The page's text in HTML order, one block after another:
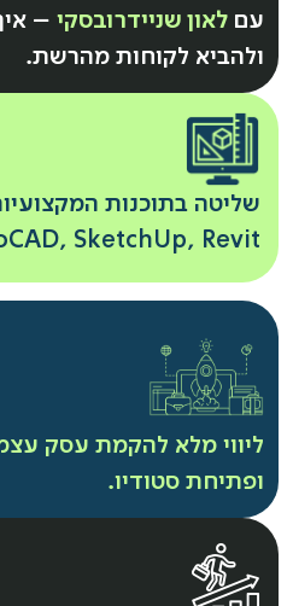
עם לאון שניידרובסקי –
ולהביא לקוחות מהרשת.
שליטה בתוכנות
SketchUp, Revit.
ליווי מלא להקמת עסק
ופתיחת סטודיו.